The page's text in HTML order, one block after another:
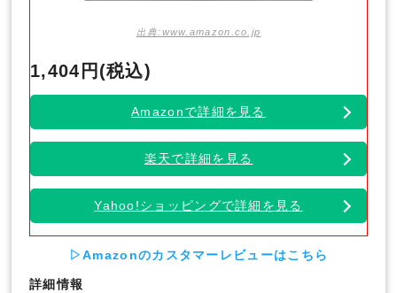
出典:www.amazon.co.jp
1,404円(税込)
Amazonで詳細を見る
楽天で詳細を見る
Yahoo!ショッピングで詳細を見る
▷Amazonのカスタマーレビューはこちら
詳細情報